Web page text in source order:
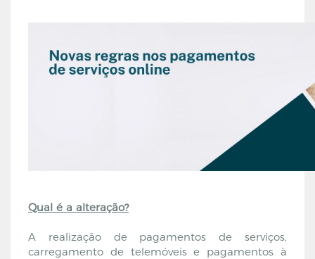
Qual é a alteração?
A realização de pagamentos de serviços,
carregamento de telemóveis e pagamentos à